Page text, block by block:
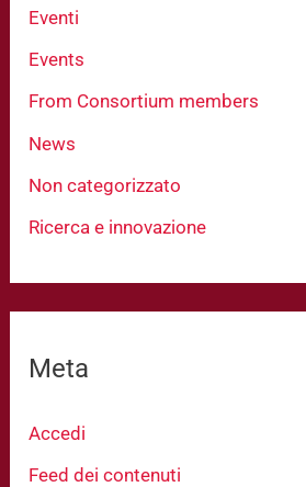
Eventi
Events
From Consortium members
News
Non categorizzato
Ricerca e innovazione
Meta
Accedi
Feed dei contenuti